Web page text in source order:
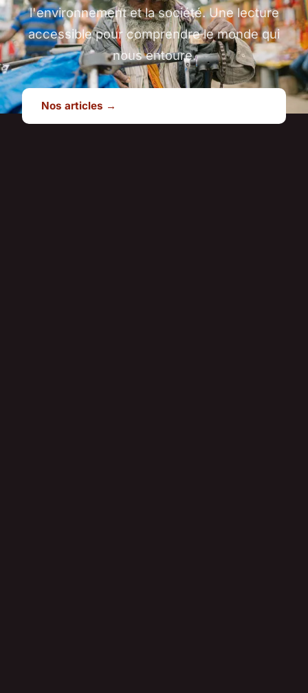
l'environnement et la société. Une lecture
accessible pour comprendre le monde qui
nous entoure.
Nos articles →